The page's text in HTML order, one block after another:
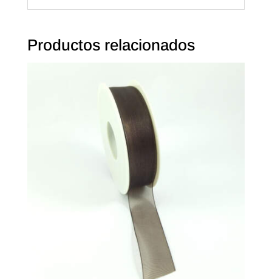
Productos relacionados